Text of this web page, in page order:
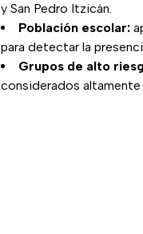
y San Pedro Itzicán.
Población escolar:
para detectar la
Grupos de alto
considerados